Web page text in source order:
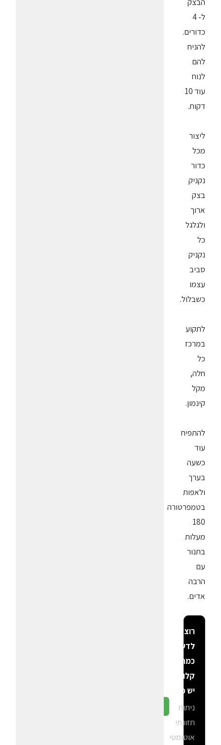
ל- 4
כדורים.
להניח
להם
לנוח
עוד 10
דקות.
ליצור
מכל
כדור
נקניק
בצק
ארוך
ולגלגל
כל
נקניק
סביב
עצמו
כשבלול.
לתקוע
במרכז
כל
חלה,
מקל
קינמון.
להתפיח
עוד
כשעה
בערך
ולאפות
בטמפרטורה
180
מעלות
בתנור
עם
הרבה
אדים.
רוצה
לדעת
כמה
קלוריות
יש פה?
ניתוח
תזונתי
אוטומטי